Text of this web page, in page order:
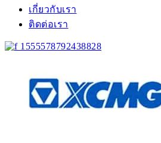
เกี่ยวกับเรา
ติดต่อเรา